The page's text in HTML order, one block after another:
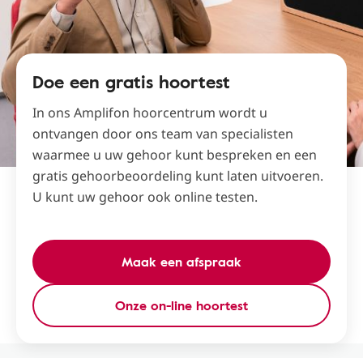
Doe een gratis hoortest
In ons Amplifon hoorcentrum wordt u
ontvangen door ons team van specialisten
waarmee u uw gehoor kunt bespreken en een
gratis gehoorbeoordeling kunt laten uitvoeren.
U kunt uw gehoor ook online testen.
Maak een afspraak
Onze on-line hoortest